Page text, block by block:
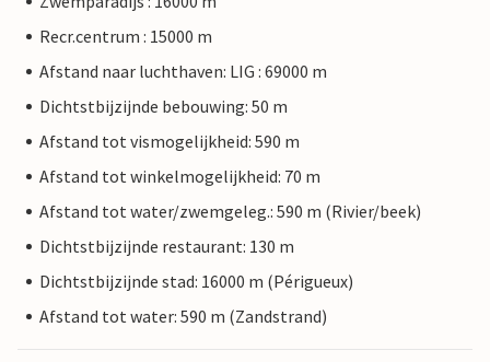
Recr.centrum : 15000 m
Afstand naar luchthaven: LIG : 69000 m
Dichtstbijzijnde bebouwing: 50 m
Afstand tot vismogelijkheid: 590 m
Afstand tot winkelmogelijkheid: 70 m
Afstand tot water/zwemgeleg.: 590 m (Rivier/beek)
Dichtstbijzijnde restaurant: 130 m
Dichtstbijzijnde stad: 16000 m (Périgueux)
Afstand tot water: 590 m (Zandstrand)